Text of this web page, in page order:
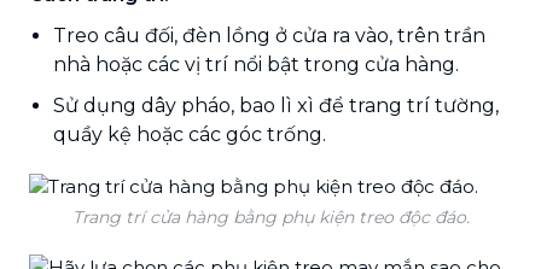
Treo câu đối, đèn lồng ở cửa ra vào, trên trần
nhà hoặc các vị trí nổi bật trong cửa hàng.
Sử dụng dây pháo, bao lì xì để trang trí tường,
quầy kệ hoặc các góc trống.
Trang trí cửa hàng bằng phụ kiện treo độc đáo.